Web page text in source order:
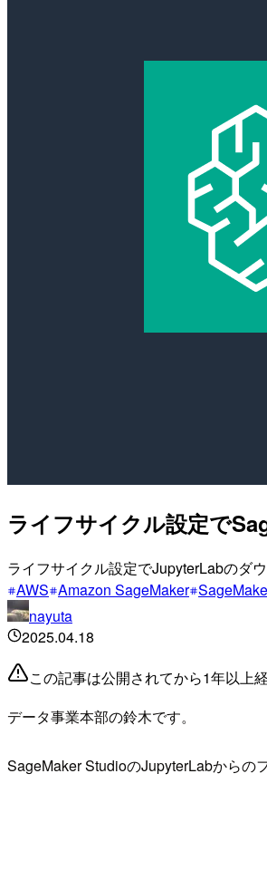
ライフサイクル設定で
ライフサイクル設定でJupyterLabのダ
AWS Amazon SageMaker
nayuta
2025.04.18
この記事は公開されてから1年以上
データ事業本部の鈴木です。
SageMaker StudioのJupyterLabからの